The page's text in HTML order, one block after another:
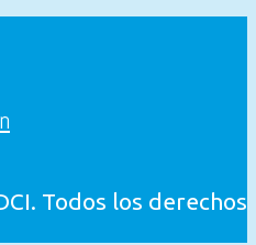
Todos los derechos